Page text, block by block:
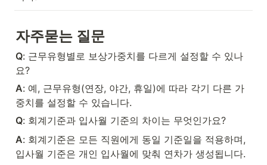
자주묻는 질문
Q: 근무유형별로 보상가중치를 다르게 설정할 수 있나
요?
A: 예, 근무유형(연장, 야간, 휴일)에 따라 각기 다른 가
중치를 설정할 수 있습니다.
Q: 회계기준과 입사월 기준의 차이는 무엇인가요?
A: 회계기준은 모든 직원에게 동일 기준일을 적용하며,
입사월 기준은 개인 입사월에 맞춰 연차가 생성됩니다.